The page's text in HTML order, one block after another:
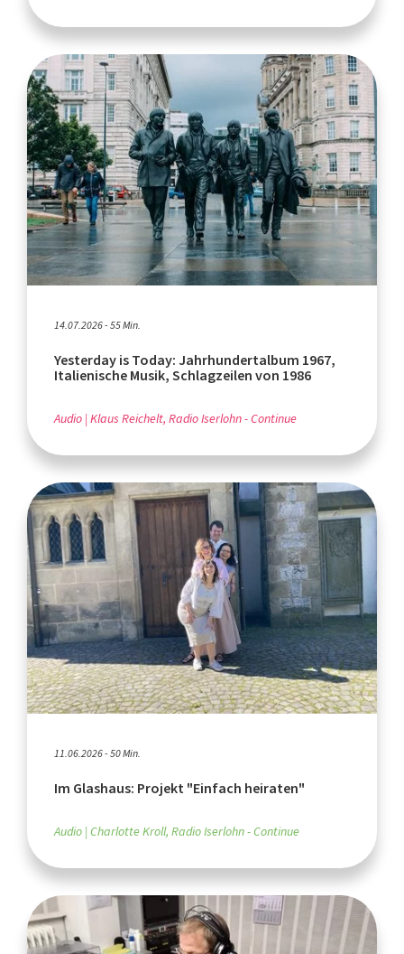
14.07.2026 - 55 Min.
Yesterday is Today: Jahrhundertalbum 1967,
Italienische Musik, Schlagzeilen von 1986
Audio Klaus Reichelt, Radio Iserlohn - Continue
11.06.2026 - 50 Min.
Im Glashaus: Projekt "Einfach heiraten"
Audio Charlotte Kroll, Radio Iserlohn - Continue